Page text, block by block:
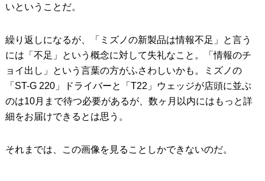
いということだ。
繰り返しになるが、「ミズノの新製品は情報不足」と言う
には「不足」という概念に対して失礼なこと。「情報のチ
ョイ出し」という言葉の方がふさわしいかも。ミズノの
「ST-G 220」ドライバーと「T22」ウェッジが店頭に並ぶ
のは10月まで待つ必要があるが、数ヶ月以内にはもっと詳
細をお届けできるとは思う。
それまでは、この画像を見ることしかできないのだ。